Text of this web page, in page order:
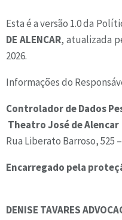
Esta é a versão 1.0 da
DE ALENCAR, atualizada
2026.
Informações do
Controlador de Dados
Theatro José de Alencar
Rua Liberato Barroso, 525
Encarregado pela
DENISE TAVARES